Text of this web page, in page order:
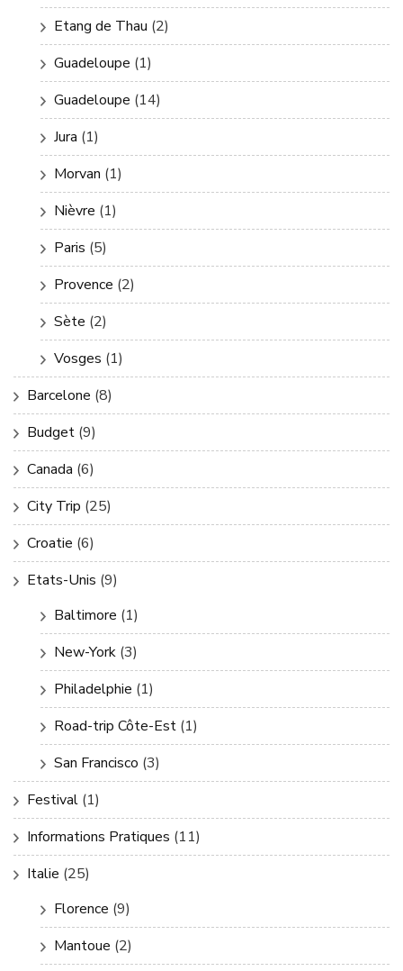
Etang de Thau (2)
Guadeloupe (1)
Guadeloupe (14)
Jura (1)
Morvan (1)
Nièvre (1)
Paris (5)
Provence (2)
Sète (2)
Vosges (1)
Barcelone (8)
Budget (9)
Canada (6)
City Trip (25)
Croatie (6)
Etats-Unis (9)
Baltimore (1)
New-York (3)
Philadelphie (1)
Road-trip Côte-Est (1)
San Francisco (3)
Festival (1)
Informations Pratiques (11)
Italie (25)
Florence (9)
Mantoue (2)